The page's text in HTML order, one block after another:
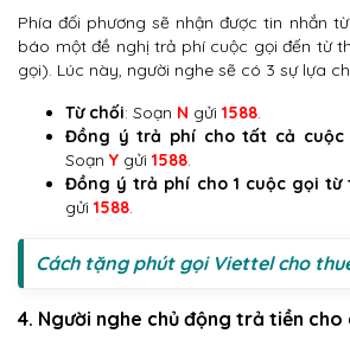
Phía đối phương sẽ nhận được tin nhắn
báo một đề nghị trả phí cuộc gọi đến từ
gọi). Lúc này, người nghe sẽ có 3 sự lựa
Từ chối: Soạn N gửi 1588.
Đồng ý trả phí cho tất cả cuộc
Soạn Y gửi 1588.
Đồng ý trả phí cho 1 cuộc gọi từ
gửi 1588.
Cách tặng phút gọi Viettel cho
4. Người nghe chủ động trả tiền cho